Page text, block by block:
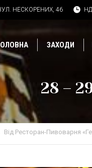
НЕСКОРЕНИХ, 46
ЗАХОДИ
28 –
Від Ресторан-Пивоварня